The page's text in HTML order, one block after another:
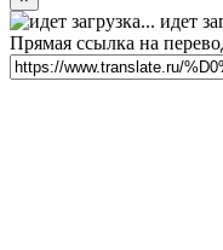
идет
Прямая ссылка на